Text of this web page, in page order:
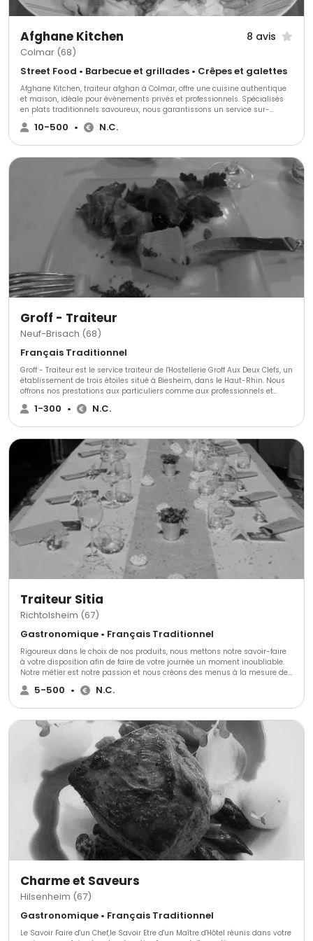
Afghane Kitchen 8 avis
Colmar (68)
Street Food • Barbecue et grillades • Crêpes et galettes
Afghane Kitchen, traiteur afghan à Colmar, offre une cuisine authentique
et maison, idéale pour événements privés et professionnels. Spécialisés
en plats traditionnels savoureux, nous garantissons un service sur-
mesure et une flexibilité remarquable. Notre objectif est de transformer
chaque événement en une expérience culinaire unique et mémorable.
10-500 • N.C.
Groff - Traiteur
Neuf-Brisach (68)
Français Traditionnel
Groff - Traiteur est le service traiteur de l'Hostellerie Groff Aux Deux Clefs, un
établissement de trois étoiles situé à Biesheim, dans le Haut-Rhin. Nous
offrons nos prestations aux particuliers comme aux professionnels et
organisons cocktails, buffets et repas pour tous vos événements. Notre
maison peut recevoir de 20 à 120 convives lors de fêtes de famille,
dont vous aurez besoin. Notre restaurant est doté d'une carte qui change
à chaque saison et vous pourrez y découvrir notre cuisine gastronomique
et régionale.
1-300 • N.C.
Traiteur Sitia
Richtolsheim (67)
Gastronomique • Français Traditionnel
Rigoureux dans le choix de nos produits, nous mettons notre savoir-faire
à votre disposition afin de faire de votre journée un moment inoubliable.
Notre métier est notre passion et nous créons des menus à la mesure de
vos envies.
5-500 • N.C.
Charme et Saveurs
Hilsenheim (67)
Gastronomique • Français Traditionnel
Le Savoir Faire d'un Chef,le Savoir Etre d'un Maître d'Hôtel réunis dans votre